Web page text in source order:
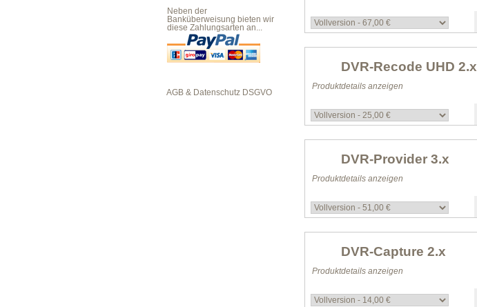
Neben der
Banküberweisung bieten wir
diese Zahlungsarten an...
AGB & Datenschutz DSGVO
DVR-Recode UHD 2.x
Produktdetails anzeigen
DVR-Provider 3.x
Produktdetails anzeigen
DVR-Capture 2.x
Produktdetails anzeigen